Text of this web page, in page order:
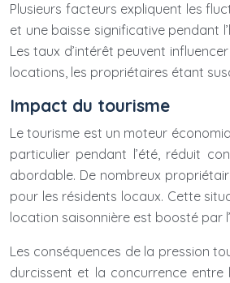
Plusieurs facteurs expliquent les
et une baisse significative pendant
Les taux d’intérêt peuvent
locations, les propriétaires étant
Impact du tourisme
Le tourisme est un moteur
particulier pendant l’été, réduit
abordable. De nombreux
pour les résidents locaux. Cette
location saisonnière est boosté par
Les conséquences de la pression
durcissent et la concurrence entre